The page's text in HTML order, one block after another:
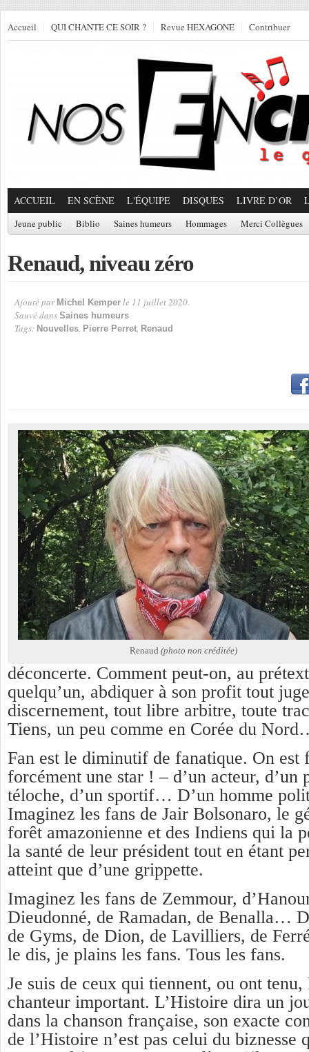
Accueil QUI CHANTE CE SOIR ? Revue HEXAGONE Contribuer
ACCUEIL EN SCÈNE L'ÉQUIPE DISQUES LIVRE D’OR
Jeune public Biblio Saines humeurs Hommages Merci Collègues
Renaud, niveau zéro
Ajouté par Michel Kemper le 11 juillet 2020.
Sauvé dans Saines humeurs
Tags: Nouvelles, Pierre Perret, Renaud
Renaud (photo non créditée)
déconcerte. Comment peut-on, au
quelqu’un, abdiquer à son profit tout
discernement, tout libre arbitre, toute
Tiens, un peu comme en Corée du
Fan est le diminutif de fanatique. On est
forcément une star ! – d’un acteur, d’un
téloche, d’un sportif… D’un homme
Imaginez les fans de Jair Bolsonaro, le
forêt amazonienne et des Indiens qui la
la santé de leur président tout en étant
atteint que d’une grippette.
Imaginez les fans de Zemmour,
Dieudonné, de Ramadan, de Benalla…
de Gyms, de Dion, de Lavilliers, de
le dis, je plains les fans. Tous les fans.
Je suis de ceux qui tiennent, ou ont tenu,
chanteur important. L’Histoire dira un
dans la chanson française, son exacte
de l’Histoire n’est pas celui du